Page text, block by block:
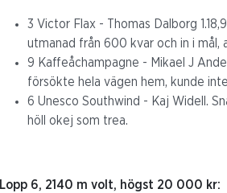
3 Victor Flax - Thomas Dalborg
utmanad från 600 kvar och in i mål,
9 Kaffeåchampagne - Mikael J
försökte hela vägen hem, kunde
6 Unesco Southwind - Kaj Widell.
höll okej som trea.
Lopp 6, 2140 m volt, högst 20 000 kr: